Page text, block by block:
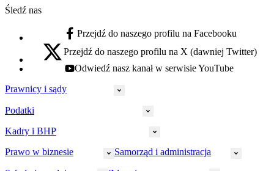
Śledź nas
facebook - otwiera się w nowej karcie
Przejdź do naszego profilu na Facebooku
x - otwiera się w nowej karcie
Przejdź do naszego profilu na X (dawniej Twitter)
youtube - otwiera się w nowej karcie
Odwiedź nasz kanał w serwisie YouTube
Prawnicy i sądy
Prawnicy
Policja
Podatki
CIT
Kadry i BHP
Prawo w biznesie Samorząd i administracja